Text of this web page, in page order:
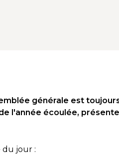
générale est
l'année écoulée,
du jour :